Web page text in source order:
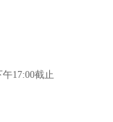
17:00截止